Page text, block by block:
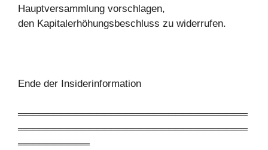
Hauptversammlung vorschlagen,
den Kapitalerhöhungsbeschluss zu widerrufen.
Ende der Insiderinformation
════════════════════════════════
════════════════════════════════
══════════